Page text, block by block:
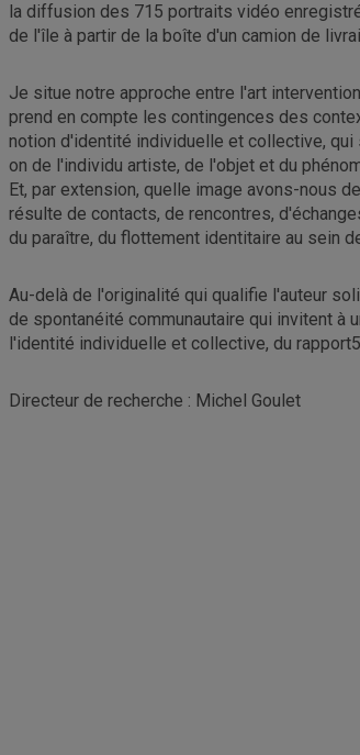
la diffusion des 715 portraits vidéo
de l'île à partir de la boîte d'un camion de
Je situe notre approche entre l'art
prend en compte les contingences des
notion d'identité individuelle et collective,
on de l'individu artiste, de l'objet et du
Et, par extension, quelle image avons-nous
résulte de contacts, de rencontres,
du paraître, du flottement identitaire au sein
Au-delà de l'originalité qui qualifie l'auteur
de spontanéité communautaire qui invitent à
l'identité individuelle et collective, du
Directeur de recherche : Michel Goulet